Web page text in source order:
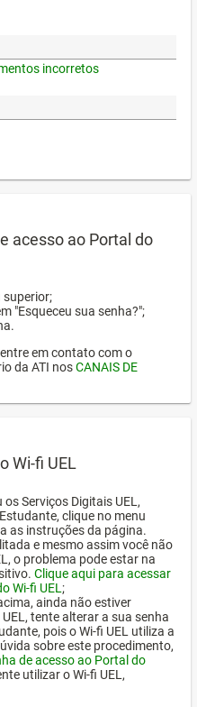
incorretos
acesso ao Portal do
superior;
"Esqueceu sua senha?";
em contato com o
da ATI nosCANAIS DE
Wi-fi UEL
Serviços Digitais UEL,
clique no menu
as instruções da página.
e mesmo assim você não
o problema pode estar na
Clique aqui para acessar
Wi-fi UEL ;
ainda não estiver
tente alterar a sua senha
pois o Wi-fi UEL utiliza a
sobre este procedimento,
de acesso ao Portal do
utilizar o Wi-fi UEL,